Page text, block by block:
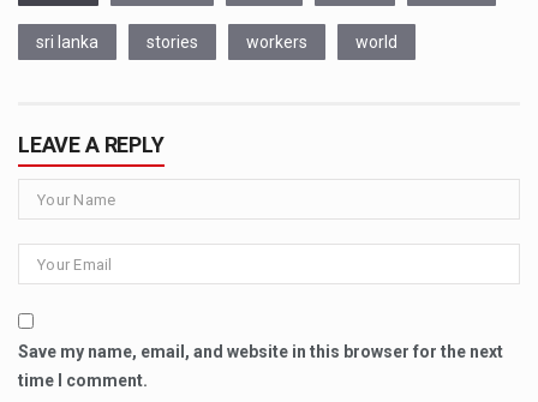
sri lanka stories workers world
LEAVE A REPLY
Save my name, email, and website in this browser for the next
time I comment.